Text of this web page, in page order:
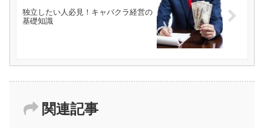
独立したい人必見！キャバクラ経営の
基礎知識
関連記事